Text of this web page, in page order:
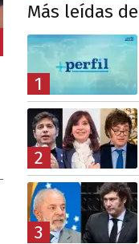
Más leídas
1
2
3